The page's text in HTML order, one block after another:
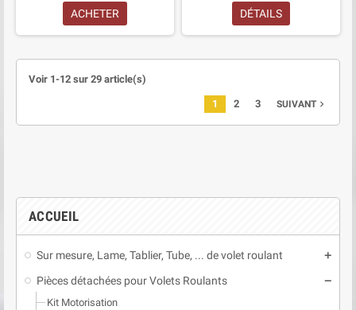
ACCUEIL
Sur mesure, Lame, Tablier, Tube, ... de volet roulant add
Pièces détachées pour Volets Roulants remove
Kit Motorisation
ACHETER DÉTAILS
Voir 1-12 sur 29 article(s)
1 2 3 SUIVANTnavigate_next